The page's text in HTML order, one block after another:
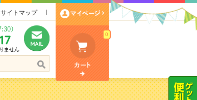
サイトマップ
0